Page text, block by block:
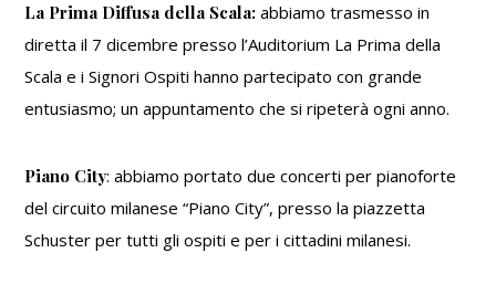
La Prima Diffusa della Scala: abbiamo trasmesso in
diretta il 7 dicembre presso l’Auditorium La Prima della
Scala e i Signori Ospiti hanno partecipato con grande
entusiasmo; un appuntamento che si ripeterà ogni anno.
Piano City: abbiamo portato due concerti per pianoforte
del circuito milanese “Piano City”, presso la piazzetta
Schuster per tutti gli ospiti e per i cittadini milanesi.